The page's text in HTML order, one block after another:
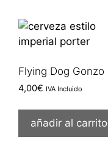
Flying Dog Gonzo
4,00€ IVA Incluido
añadir al carrito